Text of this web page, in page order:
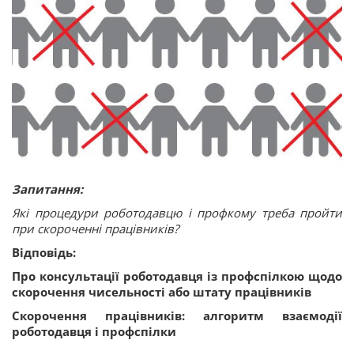
Запитання:
Які процедури роботодавцю і профкому треба пройти
при скороченні працівників?
Відповідь:
Про консультації роботодавця із профспілкою щодо
скорочення чисельності або штату працівників
Скорочення працівників: алгоритм взаємодії
роботодавця і профспілки